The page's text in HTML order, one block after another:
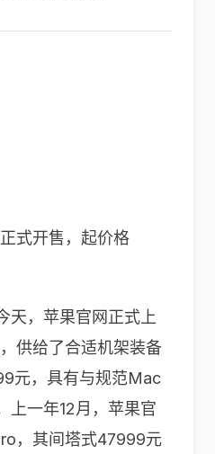
式开售，起价格
天，苹果官网正式上
供给了合适机架装备
元，具有与规范Mac
上一年12月，苹果官
，其间塔式47999元